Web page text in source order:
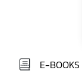
E-BOOKS